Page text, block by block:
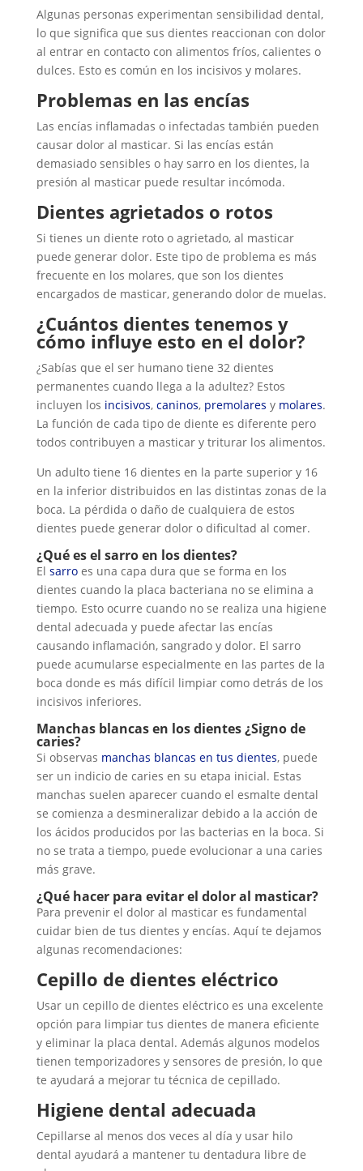
Algunas personas experimentan sensibilidad dental,
lo que significa que sus dientes reaccionan con dolor
al entrar en contacto con alimentos fríos, calientes o
dulces. Esto es común en los incisivos y molares.
Problemas en las encías
Las encías inflamadas o infectadas también pueden
causar dolor al masticar. Si las encías están
demasiado sensibles o hay sarro en los dientes, la
presión al masticar puede resultar incómoda.
Dientes agrietados o rotos
Si tienes un diente roto o agrietado, al masticar
puede generar dolor. Este tipo de problema es más
frecuente en los molares, que son los dientes
encargados de masticar, generando dolor de muelas.
¿Cuántos dientes tenemos y
cómo influye esto en el dolor?
¿Sabías que el ser humano tiene 32 dientes
permanentes cuando llega a la adultez? Estos
incluyen los incisivos, caninos, premolares y molares.
La función de cada tipo de diente es diferente pero
todos contribuyen a masticar y triturar los alimentos.
Un adulto tiene 16 dientes en la parte superior y 16
en la inferior distribuidos en las distintas zonas de la
boca. La pérdida o daño de cualquiera de estos
dientes puede generar dolor o dificultad al comer.
¿Qué es el sarro en los dientes?
El sarroes una capa dura que se forma en los
dientes cuando la placa bacteriana no se elimina a
tiempo. Esto ocurre cuando no se realiza una higiene
dental adecuada y puede afectar las encías
causando inflamación, sangrado y dolor. El sarro
puede acumularse especialmente en las partes de la
boca donde es más difícil limpiar como detrás de los
incisivos inferiores.
Manchas blancas en los dientes ¿Signo de
caries?
Si observas manchas blancas en tus dientes, puede
ser un indicio de caries en su etapa inicial. Estas
manchas suelen aparecer cuando el esmalte dental
se comienza a desmineralizar debido a la acción de
los ácidos producidos por las bacterias en la boca. Si
no se trata a tiempo, puede evolucionar a una caries
más grave.
¿Qué hacer para evitar el dolor al masticar?
Para prevenir el dolor al masticar es fundamental
cuidar bien de tus dientes y encías. Aquí te dejamos
algunas recomendaciones:
Cepillo de dientes eléctrico
Usar un cepillo de dientes eléctrico es una excelente
opción para limpiar tus dientes de manera eficiente
y eliminar la placa dental. Además algunos modelos
tienen temporizadores y sensores de presión, lo que
te ayudará a mejorar tu técnica de cepillado.
Higiene dental adecuada
Cepillarse al menos dos veces al día y usar hilo
dental ayudará a mantener tu dentadura libre de